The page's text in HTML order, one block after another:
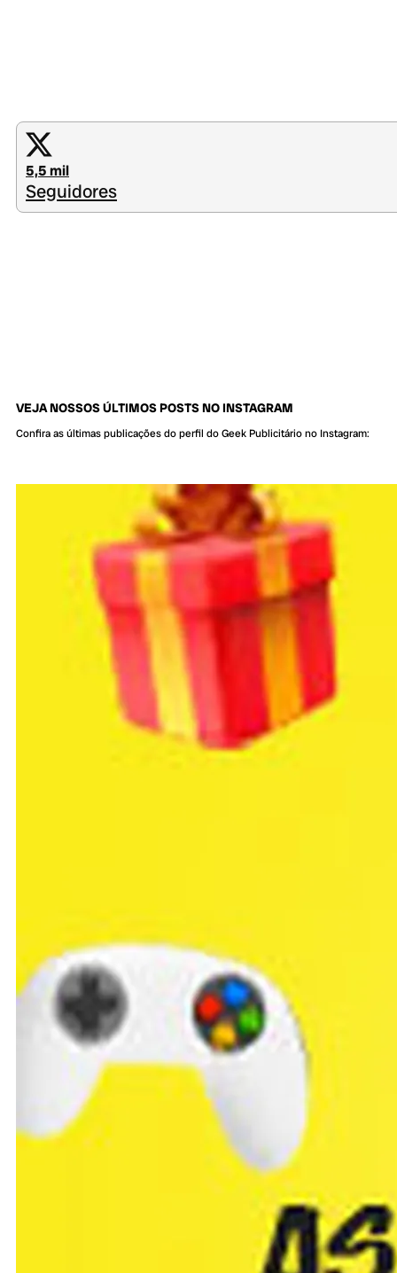
5,5 mil
Seguidores
VEJA NOSSOS ÚLTIMOS POSTS NO INSTAGRAM
Confira as últimas publicações do perfil do Geek Publicitário no Instagram: